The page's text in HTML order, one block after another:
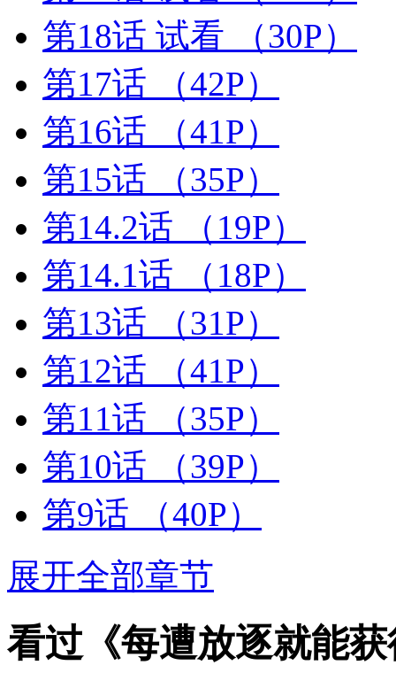
第18话 试看
（30P）
第17话
（42P）
第16话
（41P）
第15话
（35P）
第14.2话
（19P）
第14.1话
（18P）
第13话
（31P）
第12话
（41P）
第11话
（35P）
第10话
（39P）
第9话
（40P）
展开全部章节
看过《每遭放逐就能